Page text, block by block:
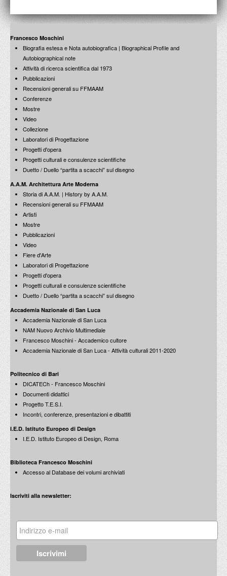
Francesco Moschini
Biografia estesa e Nota autobiografica | Biographical Profile and
Autobiographical note
Attività di ricerca scientifica dal 1973
Pubblicazioni
Recensioni generali su FFMAAM
Conferenze
Mostre
Video
Collezione
Laboratori di Progettazione
Progetti d'opera
Progetti culturali e consulenze scientifiche
Duetto / Duello “partita a scacchi” sul disegno
A.A.M. Architettura Arte Moderna
Storia di A.A.M. | History by A.A.M.
Recensioni generali su FFMAAM
Artisti
Mostre
Pubblicazioni
Video
Fiere d'Arte
Laboratori di Progettazione
Progetti d'opera
Progetti culturali e consulenze scientifiche
Duetto / Duello “partita a scacchi” sul disegno
Accademia Nazionale di San Luca
Accademia Nazionale di San Luca
NAM Nuovo Archivio Multimediale
Francesco Moschini - Accademico cultore
Accademia Nazionale di San Luca - Attività culturali 2011-2020
Politecnico di Bari
DICATECh - Francesco Moschini
Documenti didattici
Progetto T.E.S.I.
Incontri, conferenze, presentazioni e dibattiti
I.E.D. Istituto Europeo di Design
I.E.D. Istituto Europeo di Design, Roma
Biblioteca Francesco Moschini
Accesso al Database dei volumi archiviati
Iscriviti alla newsletter: